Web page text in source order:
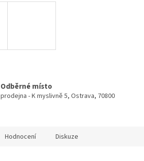
Odběrné místo
prodejna - K myslivně 5, Ostrava, 70800
Hodnocení Diskuze